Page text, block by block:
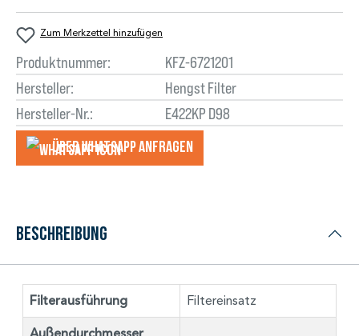
Zum Merkzettel hinzufügen
Produktnummer:
KFZ-6721201
Hersteller:
Hengst Filter
Hersteller-Nr.:
E422KP D98
Über WhatsApp anfragеn
Beschreibung
Filterausführung Filtereinsatz